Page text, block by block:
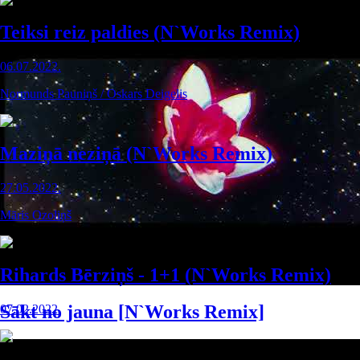
Teiksi reiz paldies (N`Works Remix)
06.07.2022.
Normunds Pauniņš / Oskars Deigelis
Maziņā neziņā (N`Works Remix)
27.05.2022.
Māris Ozoliņš
Rihards Bērziņš - 1+1 (N`Works Remix)
07.02.2022.
Sākt no jauna [N`Works Remix]